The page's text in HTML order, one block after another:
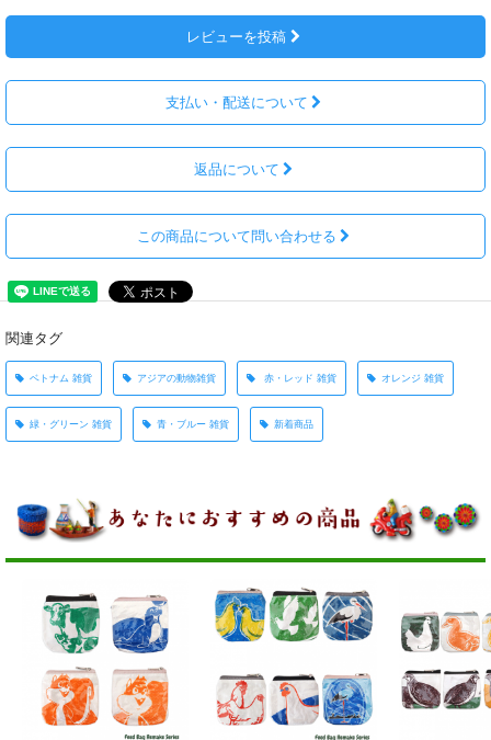
レビューを投稿
支払い・配送について
返品について
この商品について問い合わせる
関連タグ
ベトナム 雑貨 アジアの動物雑貨 赤・レッド 雑貨 オレンジ 雑貨
緑・グリーン 雑貨 青・ブルー 雑貨 新着商品